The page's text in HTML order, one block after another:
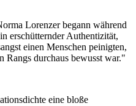
Lorenzer begann während
erschütternder Authentizität,
einen Menschen peinigten,
Rangs durchaus bewusst war."
eine bloße